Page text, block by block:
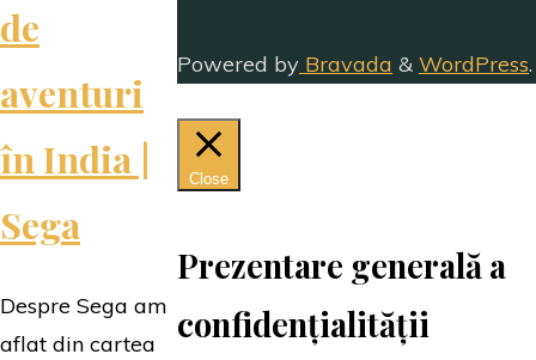
de
aventuri
în India |
Sega
Despre Sega am
aflat din cartea
Powered by Bravada & WordPress.
Close
Prezentare generală a
confidențialității